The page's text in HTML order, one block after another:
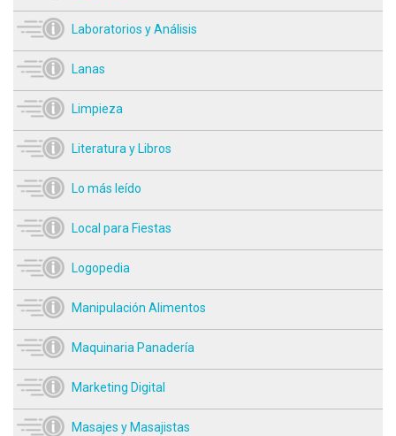
Laboratorios y Análisis
Lanas
Limpieza
Literatura y Libros
Lo más leído
Local para Fiestas
Logopedia
Manipulación Alimentos
Maquinaria Panadería
Marketing Digital
Masajes y Masajistas